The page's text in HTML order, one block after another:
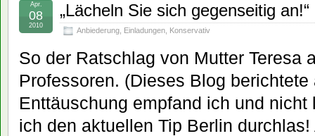
„Lächeln Sie sich gegenseitig an!“
Anbiederung Einladungen Konservativ
Apr.
08
2010
So der Ratschlag von Mutter Teresa
Professoren. (Dieses Blog
Enttäuschung empfand ich und
ich den aktuellen Tip Berlin